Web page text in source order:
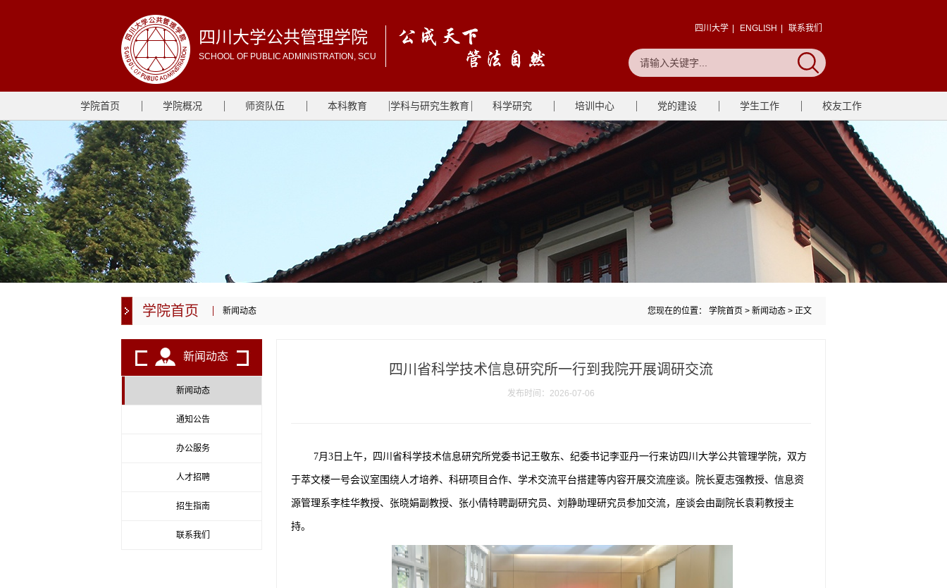
四川大学公共管理学院
SCHOOL OF PUBLIC ADMINISTRATION, SCU
四川大学 ENGLISH 联系我们
学院首页 学院概况 师资队伍 本科教育 学科与研究生教育 科学研究 培训中心 党的建设 学生工作 校友工作
学院首页 新闻动态 您现在的位置： 学院首页 > 新闻动态 > 正文
新闻动态
新闻动态
通知公告
办公服务
人才招聘
招生指南
联系我们
四川省科学技术信息研究所一行到我院开展调研交流
发布时间：2026-07-06
7月3日上午，四川省科学技术信息研究所党委书记王敬东、纪委书记李亚丹一行来访四川大学公共管理学院，双方
于萃文楼一号会议室围绕人才培养、科研项目合作、学术交流平台搭建等内容开展交流座谈。院长夏志强教授、信息资
源管理系李桂华教授、张晓娟副教授、张小倩特聘副研究员、刘静助理研究员参加交流，座谈会由副院长袁莉教授主
持。